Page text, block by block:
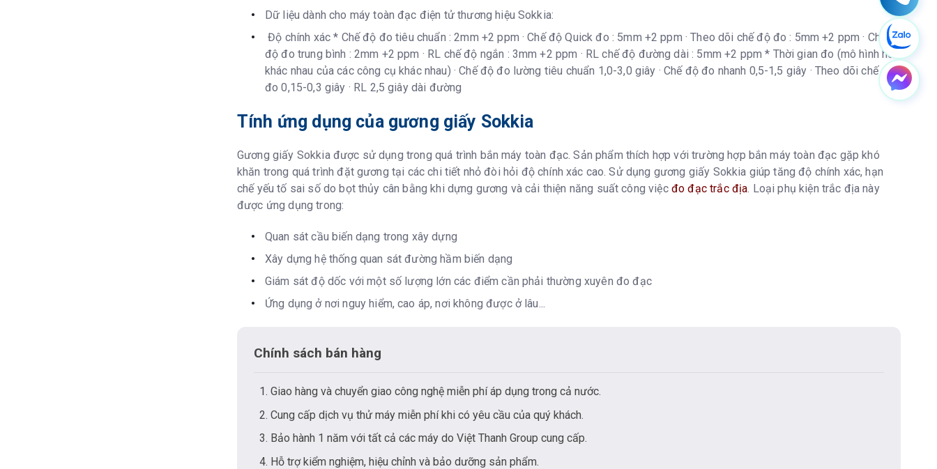
Dữ liệu dành cho máy toàn đạc điện tử thương hiệu Sokkia:
Độ chính xác * Chế độ đo tiêu chuẩn : 2mm +2 ppm · Chế độ Quick đo : 5mm +2 ppm · Theo dõi chế độ đo : 5mm +2 ppm · Chế
độ đo trung bình : 2mm +2 ppm · RL chế độ ngắn : 3mm +2 ppm · RL chế độ đường dài : 5mm +2 ppm * Thời gian đo (mô hình hơi
khác nhau của các công cụ khác nhau) · Chế độ đo lường tiêu chuẩn 1,0-3,0 giây · Chế độ đo nhanh 0,5-1,5 giây · Theo dõi chế độ
đo 0,15-0,3 giây · RL 2,5 giây dài đường
Tính ứng dụng của gương giấy Sokkia
Gương giấy Sokkia được sử dụng trong quá trình bắn máy toàn đạc. Sản phẩm thích hợp với trường hợp bắn máy toàn đạc gặp khó
khăn trong quá trình đặt gương tại các chi tiết nhỏ đòi hỏi độ chính xác cao. Sử dụng gương giấy Sokkia giúp tăng độ chính xác, hạn
chế yếu tố sai số do bọt thủy cân bằng khi dựng gương và cải thiện năng suất công việc đo đạc trắc địa. Loại phụ kiện trắc địa này
được ứng dụng trong:
Quan sát cầu biến dạng trong xây dựng
Xây dựng hệ thống quan sát đường hầm biến dạng
Giám sát độ dốc với một số lượng lớn các điểm cần phải thường xuyên đo đạc
Ứng dụng ở nơi nguy hiểm, cao áp, nơi không được ở lâu...
Chính sách bán hàng
Giao hàng và chuyển giao công nghệ miễn phí áp dụng trong cả nước.
Cung cấp dịch vụ thử máy miễn phí khi có yêu cầu của quý khách.
Bảo hành 1 năm với tất cả các máy do Việt Thanh Group cung cấp.
Hỗ trợ kiểm nghiệm, hiệu chỉnh và bảo dưỡng sản phẩm.